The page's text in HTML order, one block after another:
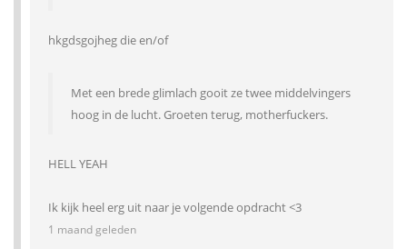
hkgdsgojheg die en/of
Met een brede glimlach gooit ze twee middelvingers
hoog in de lucht. Groeten terug, motherfuckers.
HELL YEAH
Ik kijk heel erg uit naar je volgende opdracht <3
1 maand geleden